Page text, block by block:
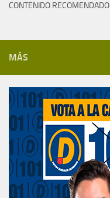
CONTENIDO RECOMENDADO
MÁS